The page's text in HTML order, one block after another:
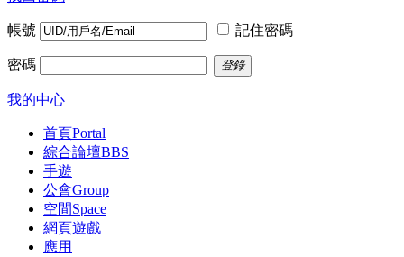
帳號 記住密碼
密碼 登錄
我的中心
首頁Portal
綜合論壇BBS
手遊
公會Group
空間Space
網頁遊戲
應用